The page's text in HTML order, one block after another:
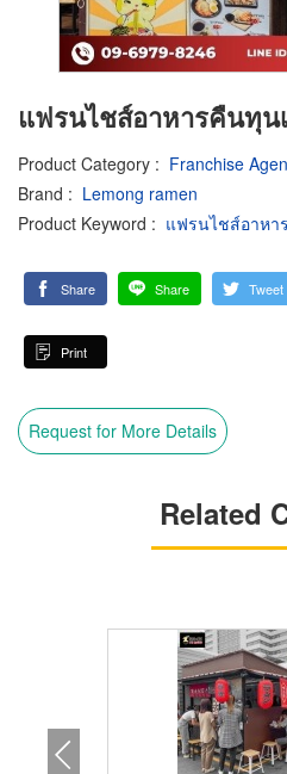
แฟรนไชส์อาหารคืนทุน
Product Category : Franchise
Brand : Lemong ramen
Product Keyword : แฟรนไชส์อาหา
Share Share Tweet
Print
Request for More Details
Related